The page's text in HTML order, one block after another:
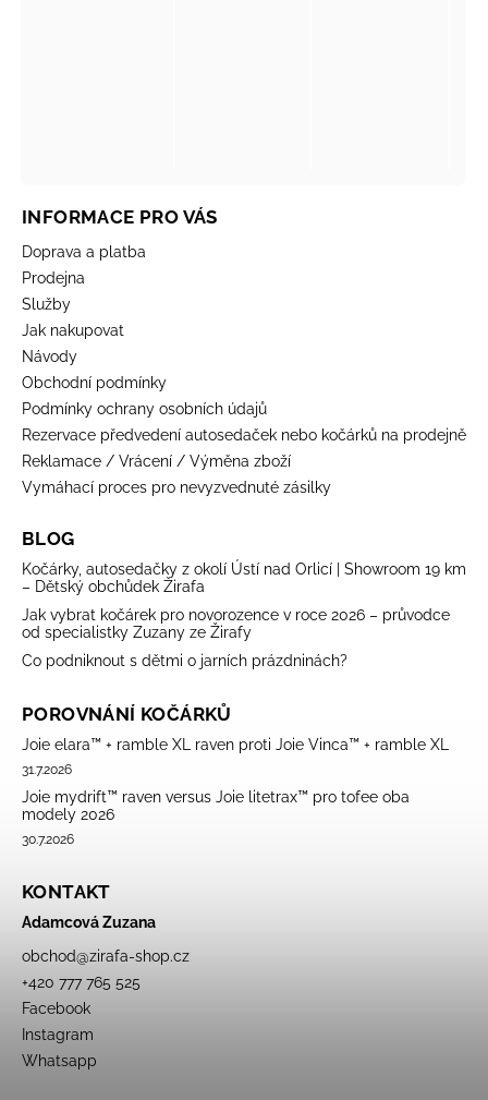
INFORMACE PRO VÁS
Doprava a platba
Prodejna
Služby
Jak nakupovat
Návody
Obchodní podmínky
Podmínky ochrany osobních údajů
Rezervace předvedení autosedaček nebo kočárků na prodejně
Reklamace / Vrácení / Výměna zboží
Vymáhací proces pro nevyzvednuté zásilky
BLOG
Kočárky, autosedačky z okolí Ústí nad Orlicí | Showroom 19 km
– Dětský obchůdek Žirafa
Jak vybrat kočárek pro novorozence v roce 2026 – průvodce
od specialistky Zuzany ze Žirafy
Co podniknout s dětmi o jarních prázdninách?
POROVNÁNÍ KOČÁRKŮ
Joie elara™ + ramble XL raven proti Joie Vinca™ + ramble XL
31.7.2026
Joie mydrift™ raven versus Joie litetrax™ pro tofee oba
modely 2026
30.7.2026
KONTAKT
Adamcová Zuzana
obchod@zirafa-shop.cz
+420 777 765 525
Facebook
Instagram
Whatsapp